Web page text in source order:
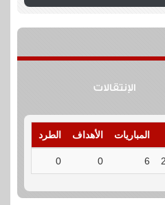
الإنتقالات
المباريات الأهداف الطرد
6
0
0